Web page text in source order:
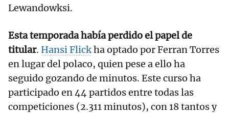
Lewandowksi.
Esta temporada había perdido el papel de
titular. Hansi Flickha optado por Ferran Torres
en lugar del polaco, quien pese a ello ha
seguido gozando de minutos. Este curso ha
participado en 44 partidos entre todas las
competiciones (2.311 minutos), con 18 tantos y